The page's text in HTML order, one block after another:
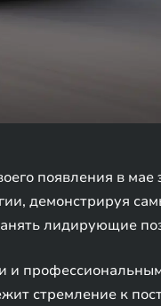
появления в мае
демонстрируя
лидирующие
и
стремление к